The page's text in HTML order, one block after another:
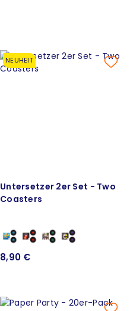
NEUHEIT
Untersetzer 2er Set - Two
Coasters
8,90 €